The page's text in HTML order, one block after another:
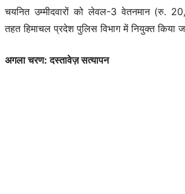
चयनित उम्मीदवारों को लेवल-3 वेतनमान (रु.
तहत हिमाचल प्रदेश पुलिस विभाग में नियुक्त किया
अगला चरण: दस्तावेज़ सत्यापन